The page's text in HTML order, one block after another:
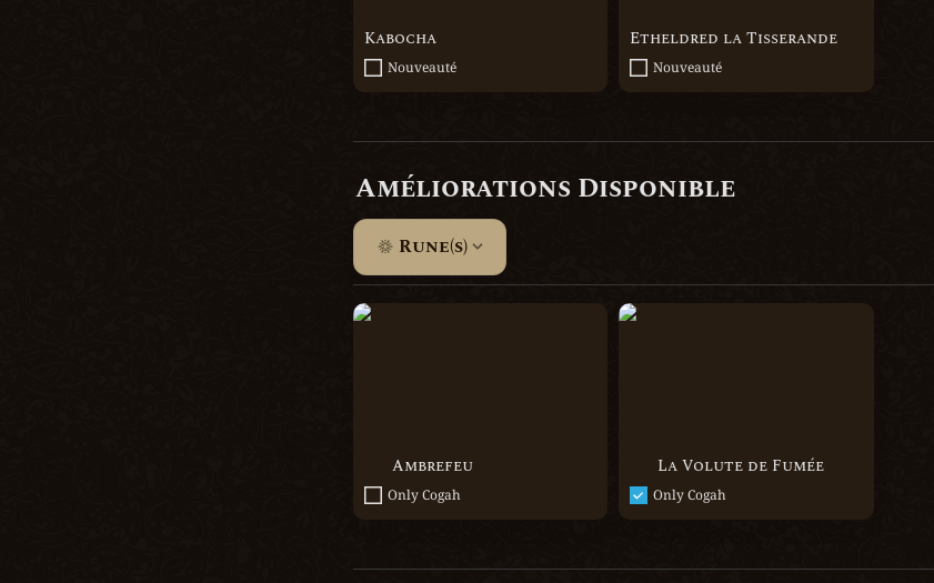
Kabocha
Nouveauté
Etheldred la Tisserande
Nouveauté
Améliorations Disponible
Rune(s)
Ambrefeu
Ambrefeu
Only Cogah
La Volute de Fumée
La Volute de Fumée
Only Cogah